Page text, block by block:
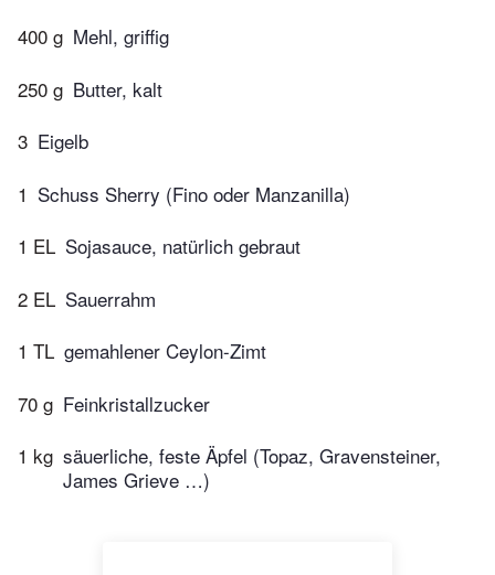
400 g Mehl, griffig
250 g Butter, kalt
3 Eigelb
1 Schuss Sherry (Fino oder Manzanilla)
1 EL Sojasauce, natürlich gebraut
2 EL Sauerrahm
1 TL gemahlener Ceylon-Zimt
70 g Feinkristallzucker
1 kg säuerliche, feste Äpfel (Topaz, Gravensteiner,
James Grieve …)